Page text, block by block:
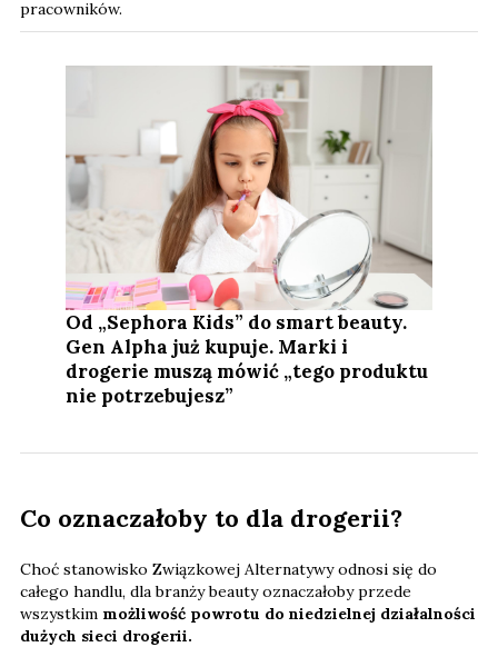
pracowników.
Od „Sephora Kids” do smart beauty.
Gen Alpha już kupuje. Marki i
drogerie muszą mówić „tego produktu
nie potrzebujesz”
Co oznaczałoby to dla drogerii?
Choć stanowisko Związkowej Alternatywy odnosi się do
całego handlu, dla branży beauty oznaczałoby przede
wszystkim możliwość powrotu do niedzielnej działalności
dużych sieci drogerii.